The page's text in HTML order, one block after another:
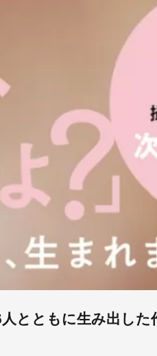
とともに生み出した